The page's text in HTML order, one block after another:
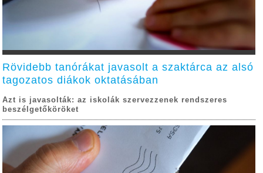
Rövidebb tanórákat javasolt a szaktárca az alsó
tagozatos diákok oktatásában
Azt is javasolták: az iskolák szervezzenek rendszeres
beszélgetőköröket